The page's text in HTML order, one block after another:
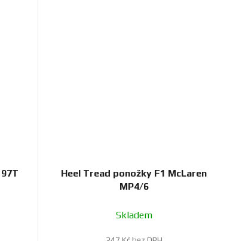
Heel Tread ponožky F1 McLaren
MP4/6
Skladem